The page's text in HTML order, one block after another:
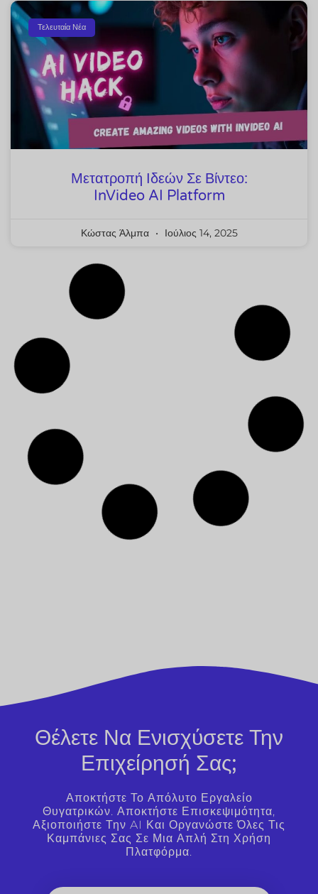
Τελευταία Νέα
Μετατροπή Ιδεών Σε Βίντεο:
InVideo AI Platform
Κώστας Άλμπα Ιούλιος 14, 2025
Θέλετε Να Ενισχύσετε Την
Επιχείρησή Σας;
Αποκτήστε Το Απόλυτο Εργαλείο
Θυγατρικών. Αποκτήστε Επισκεψιμότητα,
Αξιοποιήστε Την AI Και Οργανώστε Όλες Τις
Καμπάνιες Σας Σε Μια Απλή Στη Χρήση
Πλατφόρμα.